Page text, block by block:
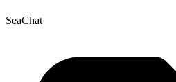
SeaChat